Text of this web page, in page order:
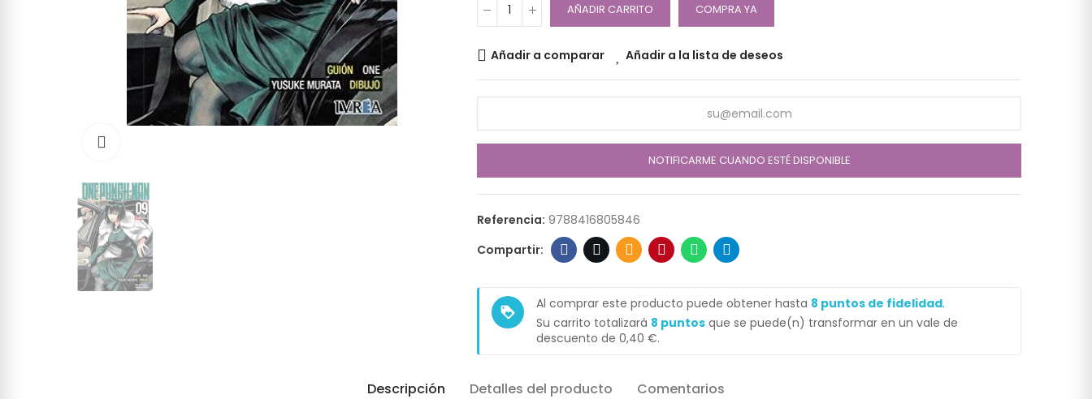
AÑADIR CARRITO COMPRA YA
Añadir a comparar Añadir a la lista de deseos
NOTIFICARME CUANDO ESTÉ DISPONIBLE
Referencia: 9788416805846
loyalty
Al comprar este producto puede obtener hasta 8 puntos de fidelidad.
Su carrito totalizará 8 puntos que se puede(n) transformar en un vale de
descuento de 0,40 €.
Descripción Detalles del producto Comentarios